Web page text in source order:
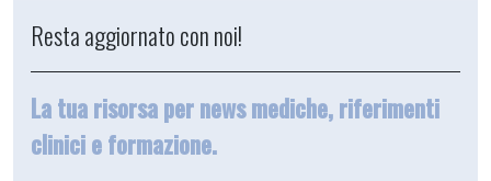
Resta aggiornato con noi!
La tua risorsa per news mediche, riferimenti
clinici e formazione.